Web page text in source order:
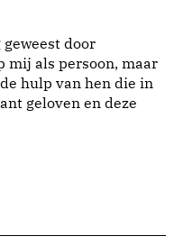
door
mij als persoon, maar
hulp van hen die in
geloven en deze